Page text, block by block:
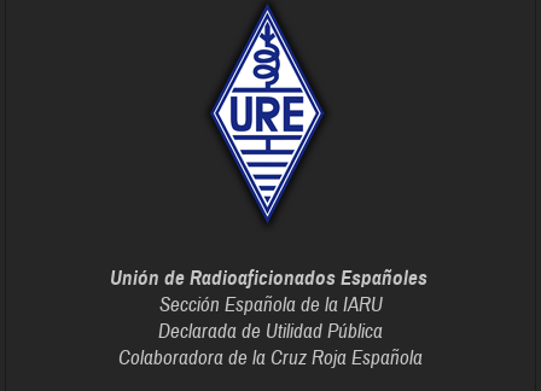
Unión de Radioaficionados Españoles
Sección Española de la IARU
Declarada de Utilidad Pública
Colaboradora de la Cruz Roja Española